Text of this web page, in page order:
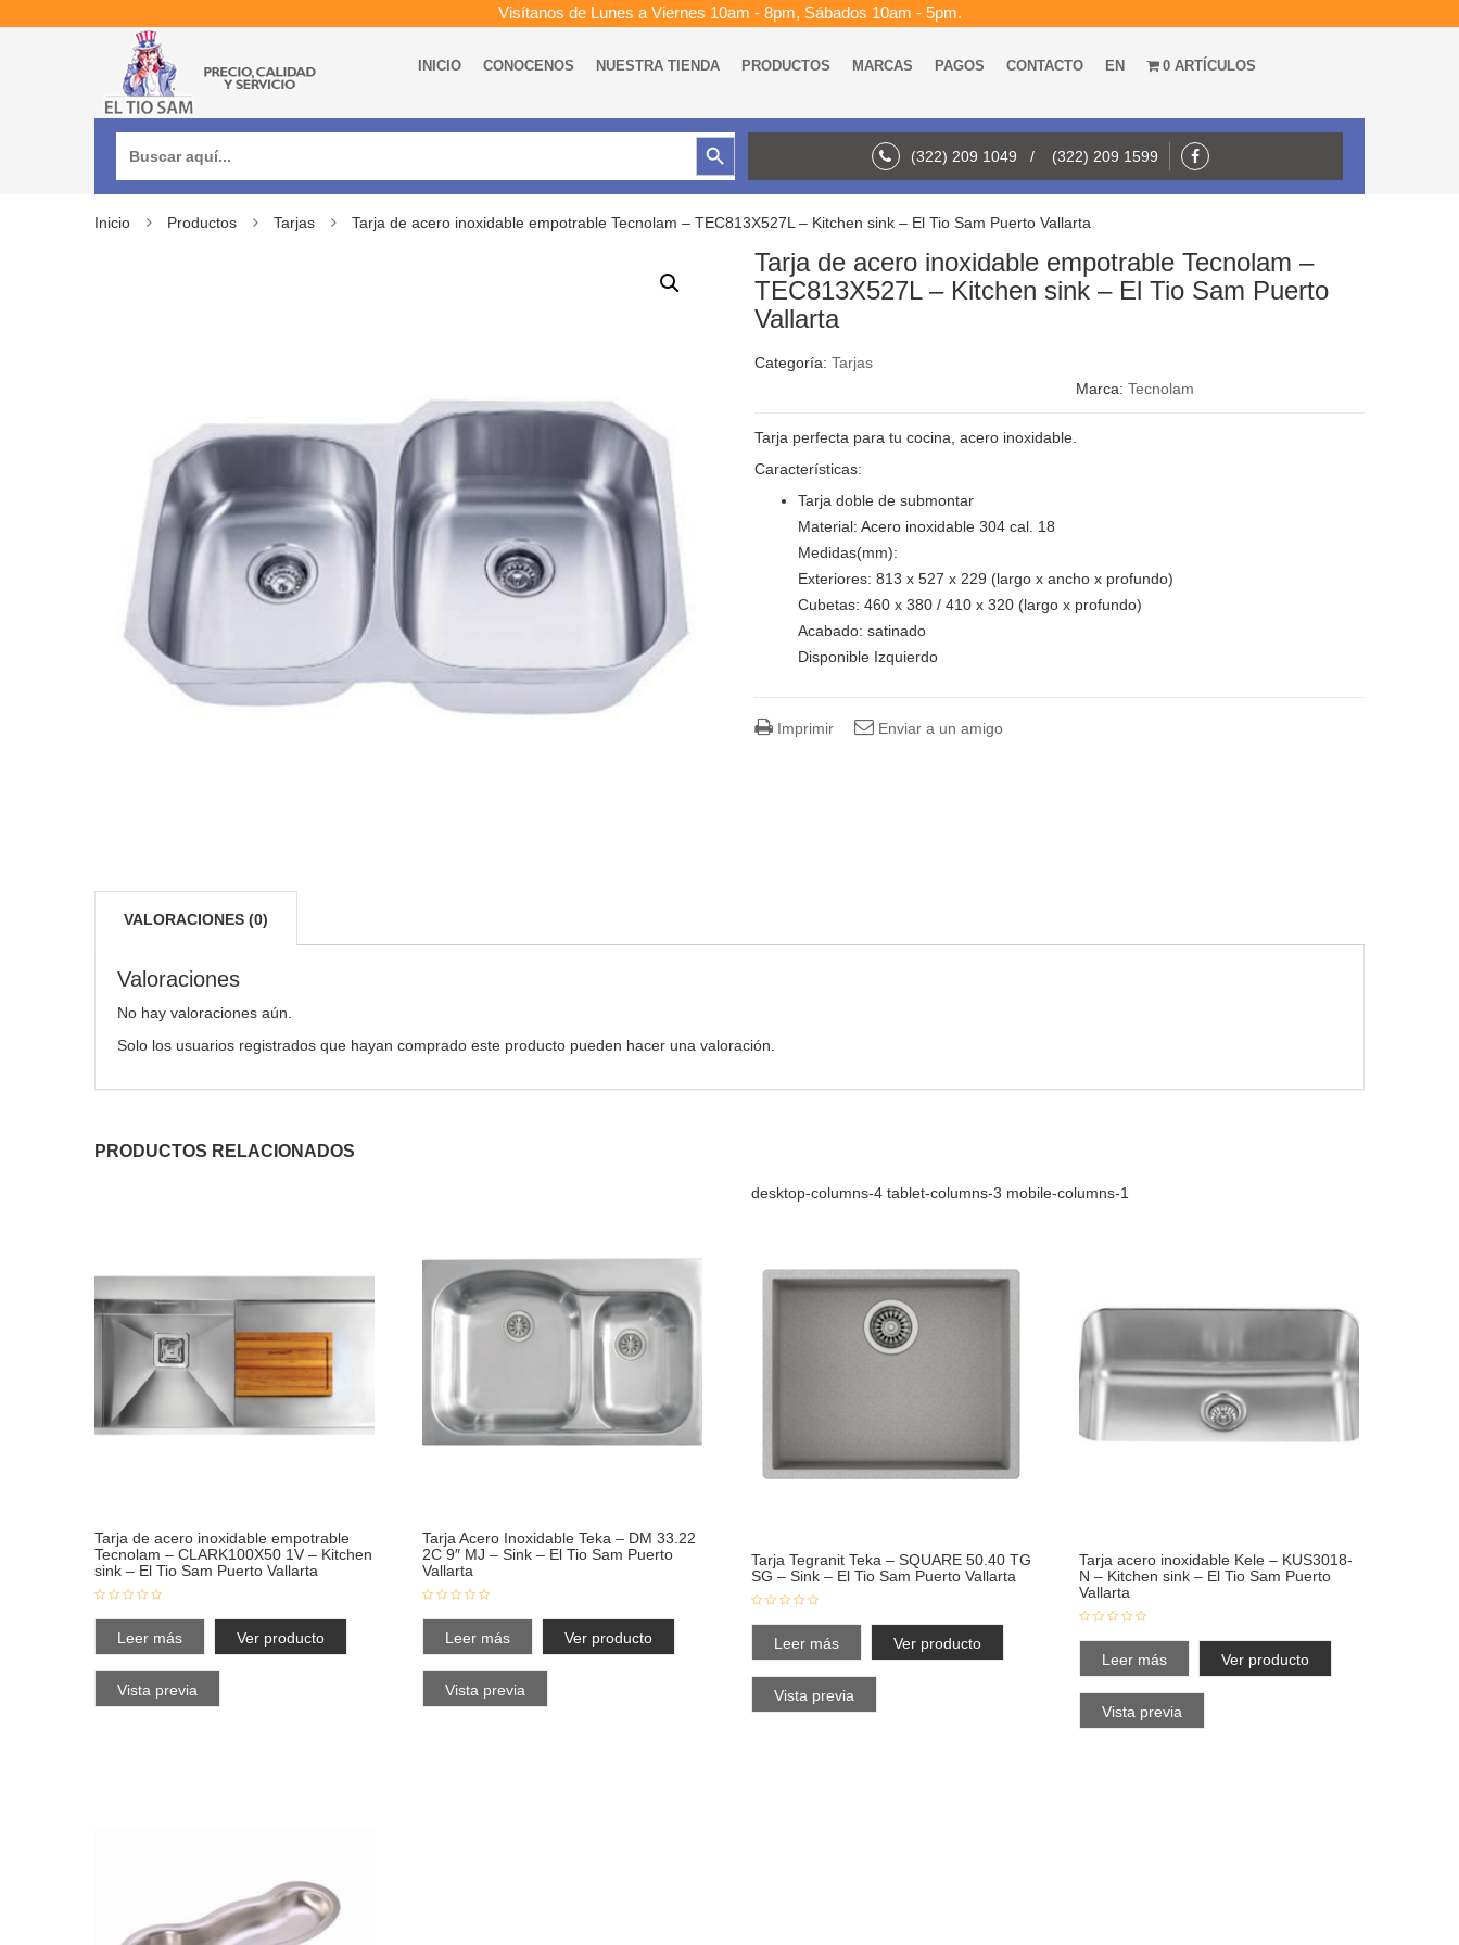
Visítanos de Lunes a Viernes 10am - 8pm, Sábados 10am - 5pm.
INICIO CONOCENOS NUESTRA TIENDA PRODUCTOS MARCAS PAGOS CONTACTO EN 0 ARTÍCULOS
Botón de búsqueda
(322) 209 1049 / (322) 209 1599
Inicio Productos Tarjas Tarja de acero inoxidable empotrable Tecnolam – TEC813X527L – Kitchen sink – El Tio Sam Puerto Vallarta
Tarja de acero inoxidable empotrable Tecnolam –
TEC813X527L – Kitchen sink – El Tio Sam Puerto
Vallarta
Categoría:Tarjas
Marca:Tecnolam
Tarja perfecta para tu cocina, acero inoxidable.
Características:
Tarja doble de submontar
Material: Acero inoxidable 304 cal. 18
Medidas(mm):
Exteriores: 813 x 527 x 229 (largo x ancho x profundo)
Cubetas: 460 x 380 / 410 x 320 (largo x profundo)
Acabado: satinado
Disponible Izquierdo
Imprimir Enviar a un amigo
VALORACIONES (0)
Valoraciones
No hay valoraciones aún.
Solo los usuarios registrados que hayan comprado este producto pueden hacer una valoración.
PRODUCTOS RELACIONADOS
desktop-columns-4 tablet-columns-3 mobile-columns-1
Tarja de acero inoxidable empotrable
Tecnolam – CLARK100X50 1V – Kitchen
sink – El Tio Sam Puerto Vallarta
Leer más Ver producto
Vista previa
Tarja Acero Inoxidable Teka – DM 33.22
2C 9″ MJ – Sink – El Tio Sam Puerto
Vallarta
Leer más Ver producto
Vista previa
Tarja Tegranit Teka – SQUARE 50.40 TG
SG – Sink – El Tio Sam Puerto Vallarta
Leer más Ver producto
Vista previa
Tarja acero inoxidable Kele – KUS3018-
N – Kitchen sink – El Tio Sam Puerto
Vallarta
Leer más Ver producto
Vista previa